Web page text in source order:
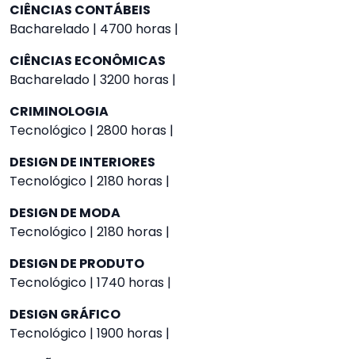
CIÊNCIAS CONTÁBEIS
Bacharelado | 4700 horas |
CIÊNCIAS ECONÔMICAS
Bacharelado | 3200 horas |
CRIMINOLOGIA
Tecnológico | 2800 horas |
DESIGN DE INTERIORES
Tecnológico | 2180 horas |
DESIGN DE MODA
Tecnológico | 2180 horas |
DESIGN DE PRODUTO
Tecnológico | 1740 horas |
DESIGN GRÁFICO
Tecnológico | 1900 horas |